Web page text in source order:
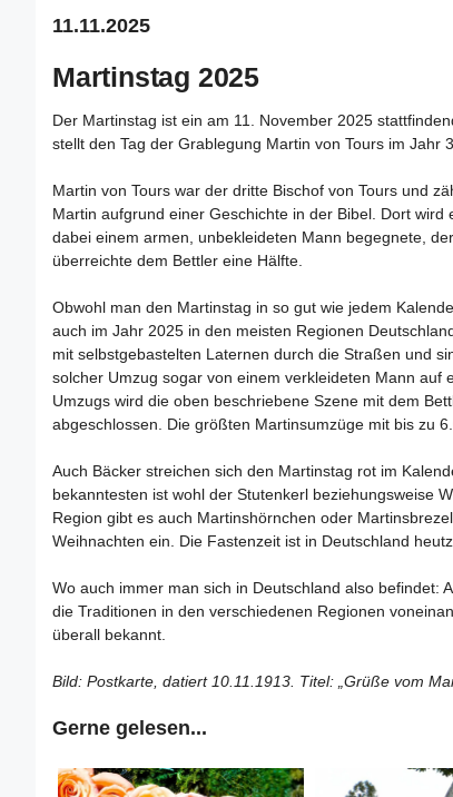
11.11.2025
Martinstag 2025
Der Martinstag ist ein am 11. November 2025
stellt den Tag der Grablegung Martin von Tours im Jahr
Martin von Tours war der dritte Bischof von Tours und
Martin aufgrund einer Geschichte in der Bibel. Dort
dabei einem armen, unbekleideten Mann begegnete,
überreichte dem Bettler eine Hälfte.
Obwohl man den Martinstag in so gut wie jedem
auch im Jahr 2025 in den meisten Regionen
mit selbstgebastelten Laternen durch die Straßen und
solcher Umzug sogar von einem verkleideten Mann
Umzugs wird die oben beschriebene Szene mit dem
abgeschlossen. Die größten Martinsumzüge mit bis zu
Auch Bäcker streichen sich den Martinstag rot im
bekanntesten ist wohl der Stutenkerl beziehungsweise
Region gibt es auch Martinshörnchen oder
Weihnachten ein. Die Fastenzeit ist in Deutschland
Wo auch immer man sich in Deutschland also befindet:
die Traditionen in den verschiedenen Regionen
überall bekannt.
Bild: Postkarte, datiert 10.11.1913. Titel: „Grüße vom
Gerne gelesen...